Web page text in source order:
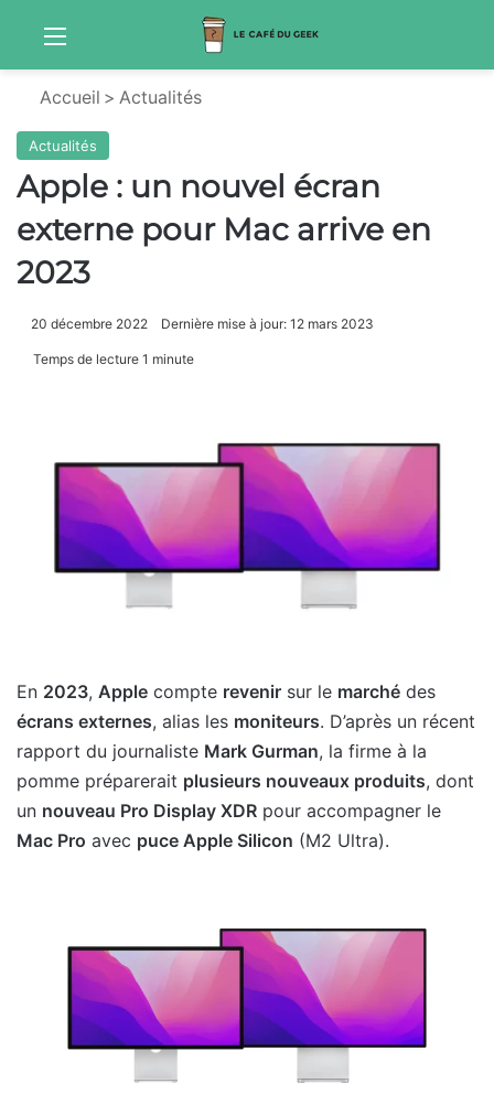
Menu
Accueil > Actualités
Actualités
Apple : un nouvel écran
externe pour Mac arrive en
2023
20 décembre 2022 Dernière mise à jour: 12 mars 2023
Temps de lecture 1 minute
En 2023, Apple compte revenir sur le marché des
écrans externes, alias les moniteurs. D’après un récent
rapport du journaliste Mark Gurman, la firme à la
pomme préparerait plusieurs nouveaux produits, dont
un nouveau Pro Display XDR pour accompagner le
Mac Pro avec puce Apple Silicon (M2 Ultra).